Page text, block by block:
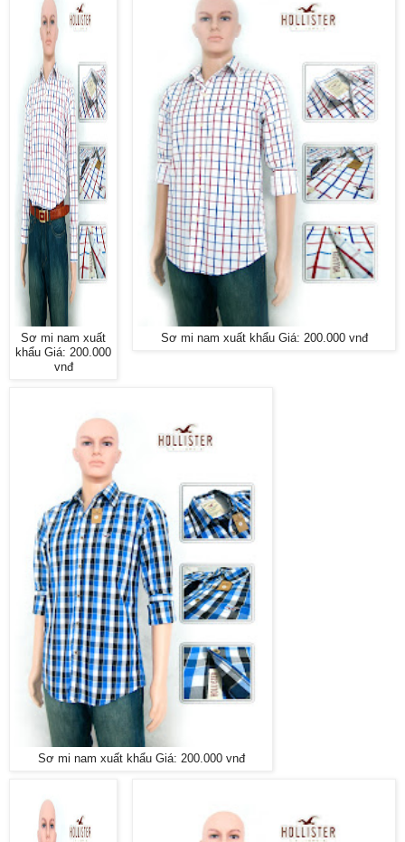
Sơ mi nam xuất khẩu Giá: 200.000 vnđ
Sơ mi nam xuất
khẩu Giá: 200.000
vnđ
Sơ mi nam xuất khẩu Giá: 200.000 vnđ